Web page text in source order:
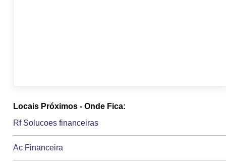
Locais Próximos - Onde Fica:
Rf Solucoes financeiras
Ac Financeira